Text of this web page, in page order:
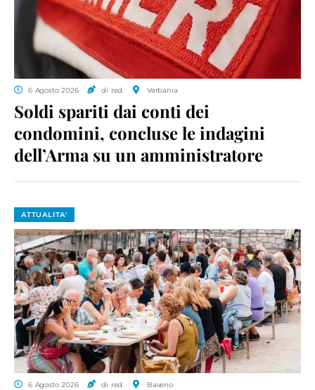
6 Agosto 2026 di red. Verbania
Soldi spariti dai conti dei
condomini, concluse le indagini
dell’Arma su un amministratore
ATTUALITA'
6 Agosto 2026 di red. Baveno